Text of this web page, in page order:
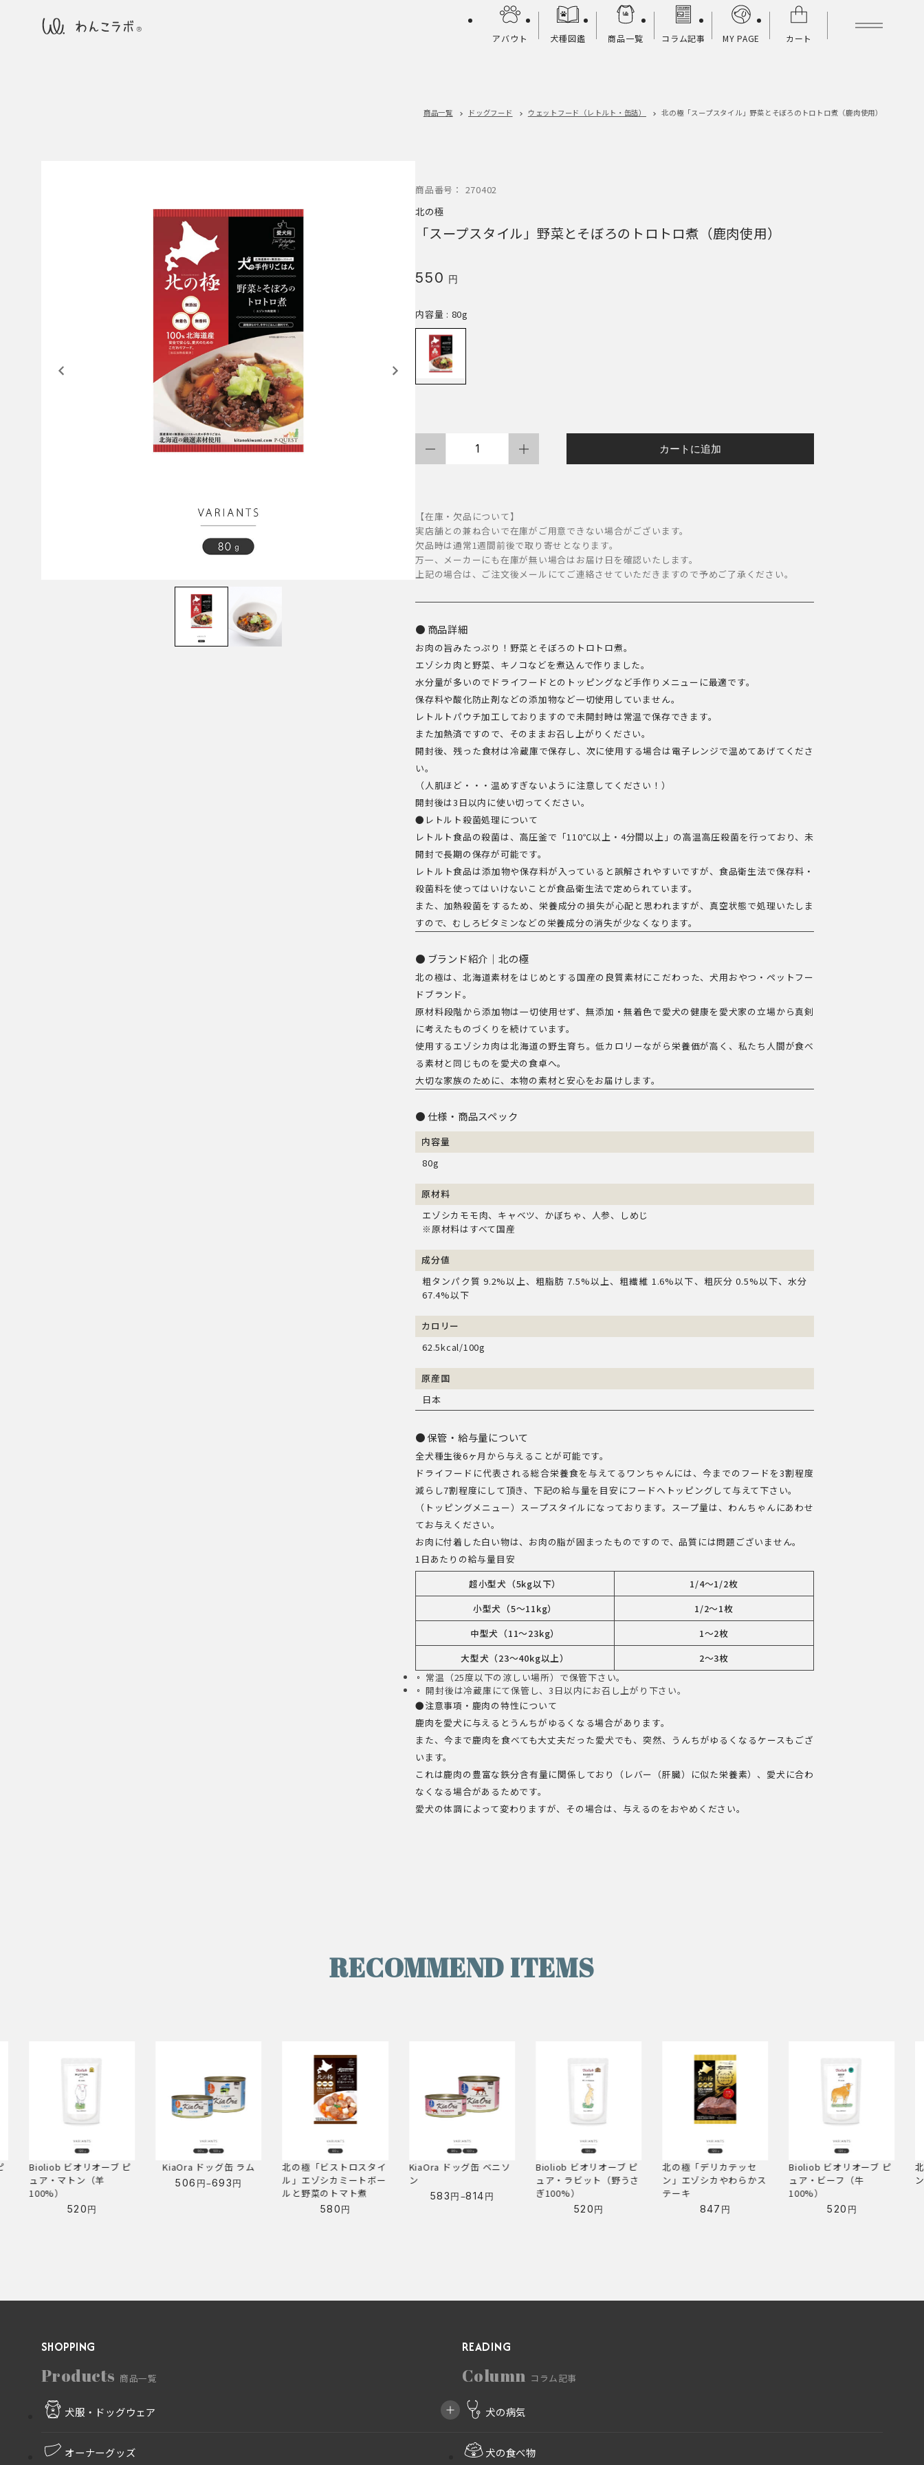
アバウト 犬種図鑑 商品一覧 コラム記事 MY PAGE カート
商品一覧 ドッグフード ウェットフード（レトルト・缶詰） 北の極「スープスタイル」野菜とそぼろのトロトロ煮（鹿肉使用）
商品番号： 270402
北の極
「スープスタイル」野菜とそぼろのトロトロ煮（鹿肉使用）
550 円
内容量 : 80g
ー
プ
ス
ル」
野
菜
と
そ
ぼ
ろ
ト
ロ
ト
ロ
煮
（鹿
肉
用）
個
カートに追加
【在庫・欠品について】
実店舗との兼ね合いで在庫がご用意できない場合がございます。
欠品時は通常1週間前後で取り寄せとなります。
万一、メーカーにも在庫が無い場合はお届け日を確認いたします。
上記の場合は、ご注文後メールにてご連絡させていただきますので予めご了承ください。
商品詳細
お肉の旨みたっぷり！野菜とそぼろのトロトロ煮。
エゾシカ肉と野菜、キノコなどを煮込んで作りました。
水分量が多いのでドライフードとのトッピングなど手作りメニューに最適です。
保存料や酸化防止剤などの添加物など一切使用していません。
レトルトパウチ加工しておりますので未開封時は常温で保存できます。
また加熱済ですので、そのままお召し上がりください。
開封後、残った食材は冷蔵庫で保存し、次に使用する場合は電子レンジで温めてあげてくださ
い。
（人肌ほど・・・温めすぎないように注意してください！）
開封後は3日以内に使い切ってください。
●レトルト殺菌処理について
レトルト食品の殺菌は、高圧釜で「110℃以上・4分間以上」の高温高圧殺菌を行っており、未
開封で長期の保存が可能です。
レトルト食品は添加物や保存料が入っていると誤解されやすいですが、食品衛生法で保存料・
殺菌料を使ってはいけないことが食品衛生法で定められています。
また、加熱殺菌をするため、栄養成分の損失が心配と思われますが、真空状態で処理いたしま
すので、むしろビタミンなどの栄養成分の消失が少なくなります。
ブランド紹介｜北の極
北の極は、北海道素材をはじめとする国産の良質素材にこだわった、犬用おやつ・ペットフー
ドブランド。
原材料段階から添加物は一切使用せず、無添加・無着色で愛犬の健康を愛犬家の立場から真剣
に考えたものづくりを続けています。
使用するエゾシカ肉は北海道の野生育ち。低カロリーながら栄養価が高く、私たち人間が食べ
る素材と同じものを愛犬の食卓へ。
大切な家族のために、本物の素材と安心をお届けします。
仕様・商品スペック
内容量
80g
原材料
エゾシカモモ肉、キャベツ、かぼちゃ、人参、しめじ
※原材料はすべて国産
成分値
粗タンパク質 9.2%以上、粗脂肪 7.5%以上、粗繊維 1.6%以下、粗灰分 0.5%以下、水分
67.4%以下
カロリー
62.5kcal/100g
原産国
日本
保管・給与量について
全犬種生後6ヶ月から与えることが可能です。
ドライフードに代表される総合栄養食を与えてるワンちゃんには、今までのフードを3割程度
減らし7割程度にして頂き、下記の給与量を目安にフードへトッピングして与えて下さい。
（トッピングメニュー）スープスタイルになっております。スープ量は、わんちゃんにあわせ
てお与えください。
お肉に付着した白い物は、お肉の脂が固まったものですので、品質には問題ございません。
1日あたりの給与量目安
超小型犬（5kg以下）
1/4～1/2枚
小型犬（5～11kg）
1/2～1枚
中型犬（11～23kg）
1～2枚
大型犬（23〜40kg以上）
2～3枚
常温（25度以下の涼しい場所）で保管下さい。
開封後は冷蔵庫にて保管し、3日以内にお召し上がり下さい。
●注意事項・鹿肉の特性について
鹿肉を愛犬に与えるとうんちがゆるくなる場合があります。
また、今まで鹿肉を食べても大丈夫だった愛犬でも、突然、うんちがゆるくなるケースもござ
います。
これは鹿肉の豊富な鉄分含有量に関係しており（レバー（肝臓）に似た栄養素）、愛犬に合わ
なくなる場合があるためです。
愛犬の体調によって変わりますが、その場合は、与えるのをおやめください。
RECOMMEND ITEMS
KiaOra ドッグ缶 ラム
506円–693
格
北の極「ビストロスタイ
ル」エゾシカミートボー
KiaOra ドッグ缶 ベニソ
ン
583円– 814円
価
Bioliob ビオリオーブ ピ
ュア・ラビット（野うさ
ぎ100%）
北の極「デリカテッセ
ン」エゾシカやわらかス
テーキ
847 円
Bioliob ビオリオーブ ピ
ュア・ビーフ（牛
100%）
520 円
北の極「デリカテッセ
ン」鮭のお魚ハンバーグ
SHOPPING
Products 商品一覧
犬服・ドッグウェア
オーナーグッズ
READING
Column コラム記事
犬の病気
犬の食べ物